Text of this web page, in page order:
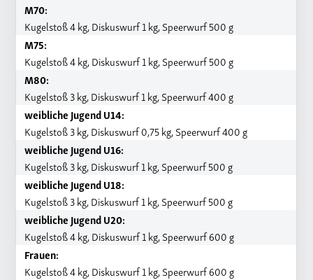
M70:
Kugelstoß 4 kg, Diskuswurf 1 kg, Speerwurf 500 g
M75:
Kugelstoß 4 kg, Diskuswurf 1 kg, Speerwurf 500 g
M80:
Kugelstoß 3 kg, Diskuswurf 1 kg, Speerwurf 400 g
weibliche Jugend U14:
Kugelstoß 3 kg, Diskuswurf 0,75 kg, Speerwurf 400 g
weibliche Jugend U16:
Kugelstoß 3 kg, Diskuswurf 1 kg, Speerwurf 500 g
weibliche Jugend U18:
Kugelstoß 3 kg, Diskuswurf 1 kg, Speerwurf 500 g
weibliche Jugend U20:
Kugelstoß 4 kg, Diskuswurf 1 kg, Speerwurf 600 g
Frauen:
Kugelstoß 4 kg, Diskuswurf 1 kg, Speerwurf 600 g